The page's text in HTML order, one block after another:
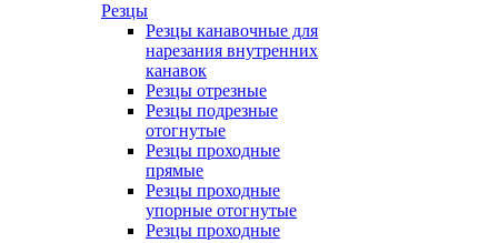
Резцы
Резцы канавочные для
нарезания внутренних
канавок
Резцы отрезные
Резцы подрезные
отогнутые
Резцы проходные
прямые
Резцы проходные
упорные отогнутые
Резцы проходные